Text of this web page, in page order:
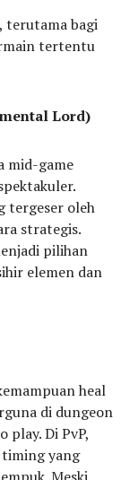
terutama bagi
tertentu
Lord)
mid-game
tergeser oleh
strategis.
pilihan
elemen dan
heal
di dungeon
Di PvP,
yang